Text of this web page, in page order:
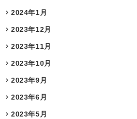
2024年1月
2023年12月
2023年11月
2023年10月
2023年9月
2023年6月
2023年5月